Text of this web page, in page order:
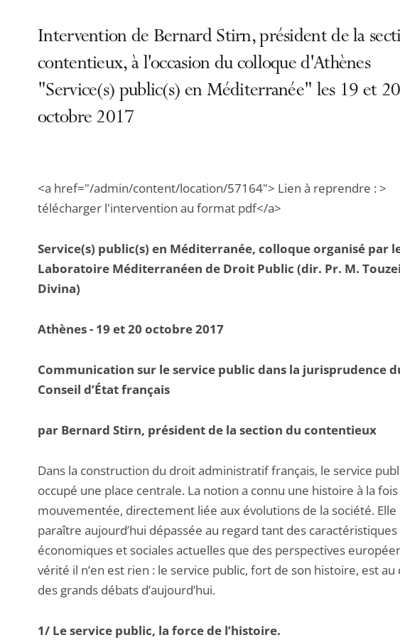
Intervention de Bernard Stirn, président de la
contentieux, à l'occasion du colloque d'Athènes
"Service(s) public(s) en Méditerranée" les 19 et 20
octobre 2017
<a href="/admin/content/location/57164"> Lien à reprendre : >
télécharger l'intervention au format pdf</a>
Service(s) public(s) en Méditerranée, colloque organisé par
Laboratoire Méditerranéen de Droit Public (dir. Pr. M.
Divina)
Athènes - 19 et 20 octobre 2017
Communication sur le service public dans la jurisprudence
Conseil d’État français
par Bernard Stirn, président de la section du contentieux
Dans la construction du droit administratif français, le service
occupé une place centrale. La notion a connu une histoire à la
mouvementée, directement liée aux évolutions de la société.
paraître aujourd’hui dépassée au regard tant des caractéristiques
économiques et sociales actuelles que des perspectives
vérité il n’en est rien : le service public, fort de son histoire, est
des grands débats d’aujourd’hui.
1/ Le service public, la force de l’histoire.